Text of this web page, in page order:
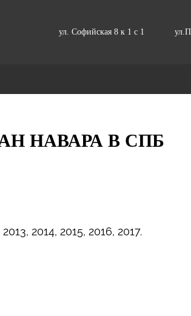
ул. Софийская 8 к 1 с 1
НАВАРА В СПБ
2014, 2015, 2016, 2017.